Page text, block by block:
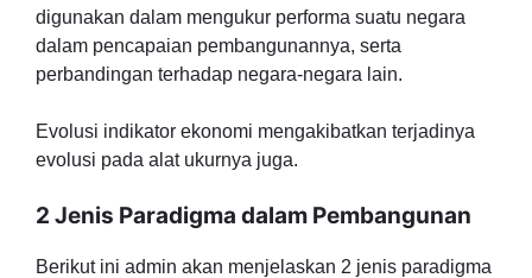
digunakan dalam mengukur performa suatu negara
dalam pencapaian pembangunannya, serta
perbandingan terhadap negara-negara lain.
Evolusi indikator ekonomi mengakibatkan terjadinya
evolusi pada alat ukurnya juga.
2 Jenis Paradigma dalam Pembangunan
Berikut ini admin akan menjelaskan 2 jenis paradigma